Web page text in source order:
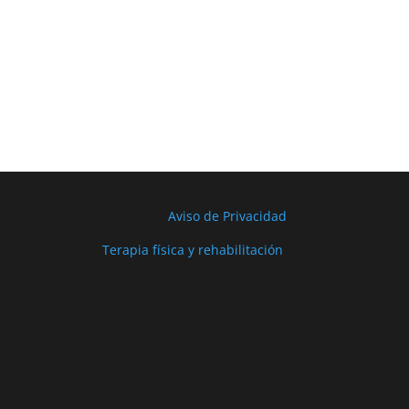
Aviso de Privacidad
Terapia física y rehabilitación